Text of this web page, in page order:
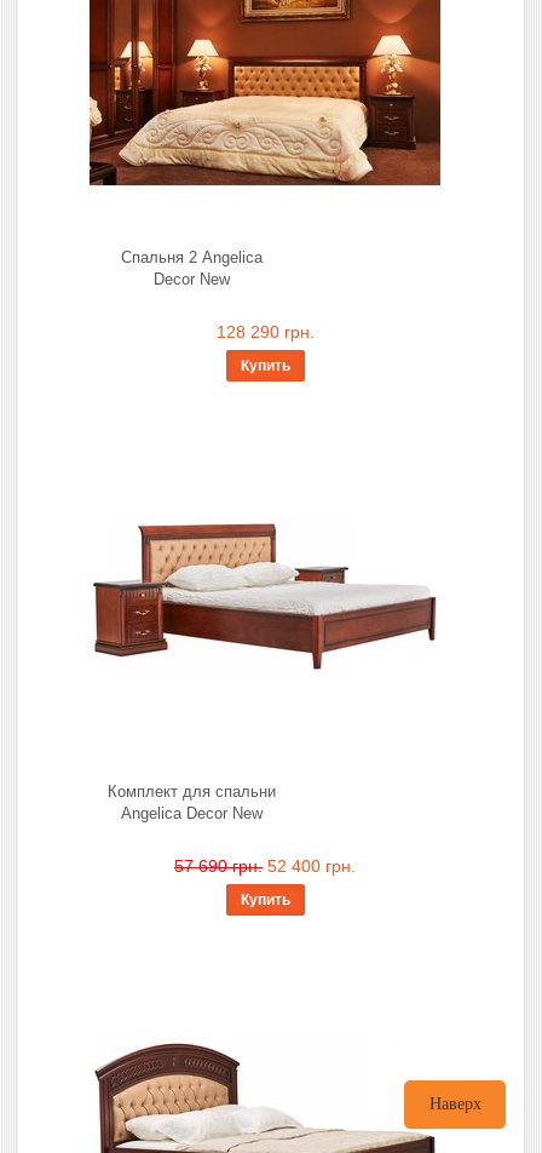
Спальня 2 Angelica
Decor New
128 290 грн.
Купить
Комплект для спальни
Angelica Decor New
57 690 грн. 52 400 грн.
Купить
Наверх